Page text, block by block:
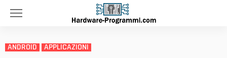
ANDROID APPLICAZIONI